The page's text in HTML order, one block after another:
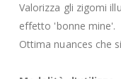
Valorizza gli zigomi
effetto 'bonne mine'.
Ottima nuances che